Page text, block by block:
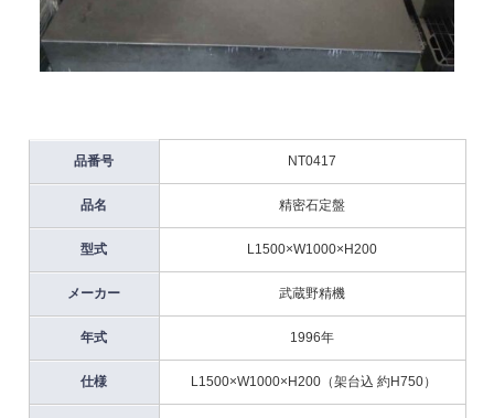
品番号 NT0417
品名 精密石定盤
型式 L1500×W1000×H200
メーカー 武蔵野精機
年式 1996年
仕様 L1500×W1000×H200（架台込 約H750）